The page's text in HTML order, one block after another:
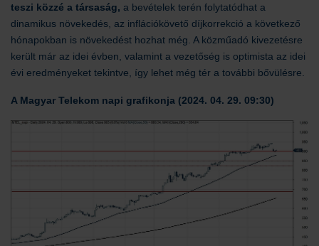
teszi közzé a társaság, a bevételek terén folytatódhat a
dinamikus növekedés, az inflációkövető díjkorrekció a következő
hónapokban is növekedést hozhat még. A közműadó kivezetésre
került már az idei évben, valamint a vezetőség is optimista az idei
évi eredményeket tekintve, így lehet még tér a további bővülésre.
A Magyar Telekom napi grafikonja (2024. 04. 29. 09:30)